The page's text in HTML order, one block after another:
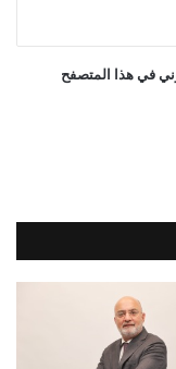
في هذا المتصفح